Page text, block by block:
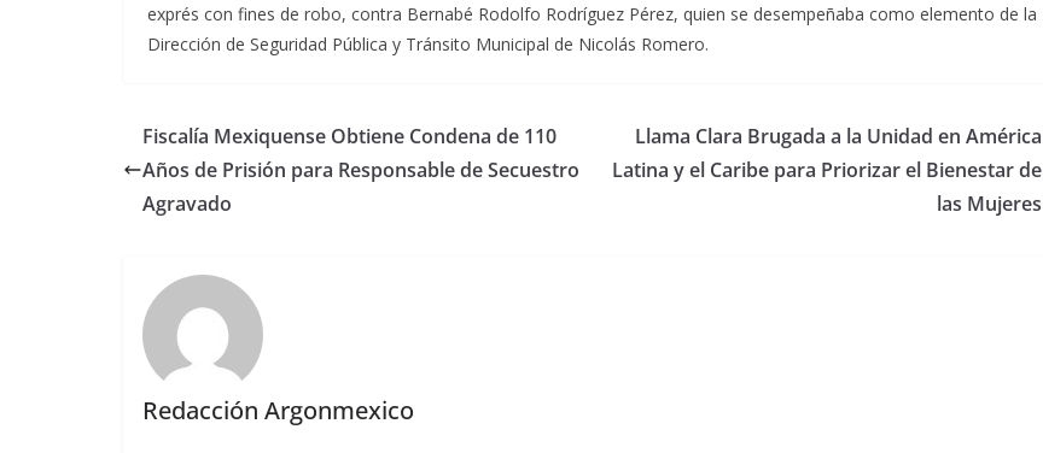
exprés con fines de robo, contra Bernabé Rodolfo Rodríguez Pérez, quien se desempeñaba como elemento de la
Dirección de Seguridad Pública y Tránsito Municipal de Nicolás Romero.
Fiscalía Mexiquense Obtiene Condena de 110
Años de Prisión para Responsable de Secuestro
Agravado
Llama Clara Brugada a la Unidad en América
Latina y el Caribe para Priorizar el Bienestar de
las Mujeres
Redacción Argonmexico